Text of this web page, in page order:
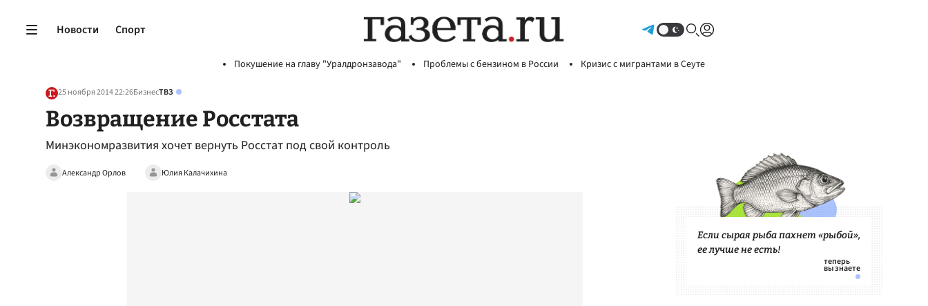
Новости Спорт
Покушение на главу "Уралдронзавода" Проблемы с бензином в России Кризис с мигрантами в Сеуте
25 ноября 2014 22:26БизнесТВЗ
Возвращение Росстата
Минэкономразвития хочет вернуть Росстат под свой контроль
Александр Орлов Юлия Калачихина
Если сырая рыба пахнет «рыбой»,
ее лучше не есть!